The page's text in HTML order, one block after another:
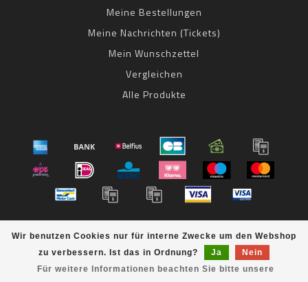
Wir benutzen Cookies nur für interne Zwecke um den Webshop
zu verbessern. Ist das in Ordnung?
Ja
Nein
Für weitere Informationen beachten Sie bitte unsere
Meine Bestellungen
Meine Nachrichten (Tickets)
Mein Wunschzettel
Vergleichen
Alle Produkte
© Copyright 2026 bestbike RADSPORT Andreas Kommer -
Powered byLightspeed- Theme byDyvelopment
bestbike scores a /10 out of klantbeoordelingen at